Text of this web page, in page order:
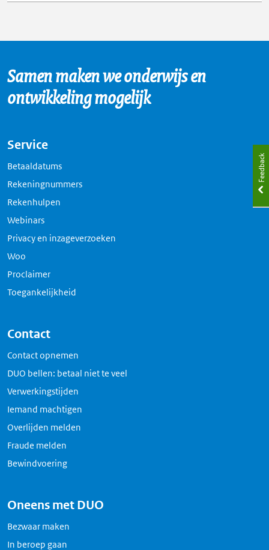
Samen maken we onderwijs en
ontwikkeling mogelijk
Service
Betaaldatums
Rekeningnummers
Rekenhulpen
Webinars
Privacy en inzageverzoeken
Woo
Proclaimer
Toegankelijkheid
Contact
Contact opnemen
DUO bellen: betaal niet te veel
Verwerkingstijden
Iemand machtigen
Overlijden melden
Fraude melden
Bewindvoering
Oneens met DUO
Bezwaar maken
In beroep gaan
Feedback